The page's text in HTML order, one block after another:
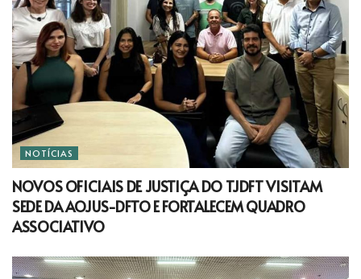
NOTÍCIAS
NOVOS OFICIAIS DE JUSTIÇA DO TJDFT VISITAM
SEDE DA AOJUS-DFTO E FORTALECEM QUADRO
ASSOCIATIVO